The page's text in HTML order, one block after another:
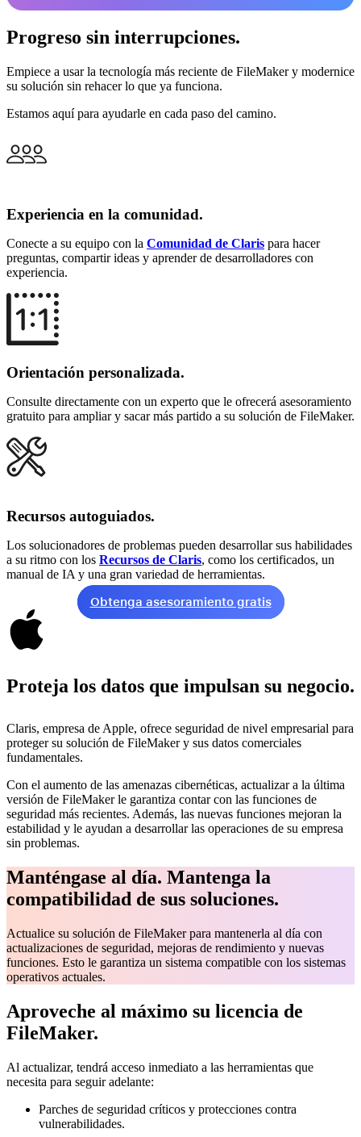
Progreso sin interrupciones.
Empiece a usar la tecnología más reciente de FileMaker y modernice
su solución sin rehacer lo que ya funciona.
Estamos aquí para ayudarle en cada paso del camino.
Experiencia en la comunidad.
Conecte a su equipo con la Comunidad de Claris para hacer
preguntas, compartir ideas y aprender de desarrolladores con
experiencia.
Orientación personalizada.
Consulte directamente con un experto que le ofrecerá asesoramiento
gratuito para ampliar y sacar más partido a su solución de FileMaker.
Recursos autoguiados.
Los solucionadores de problemas pueden desarrollar sus habilidades
a su ritmo con los Recursos de Claris, como los certificados, un
manual de IA y una gran variedad de herramientas.
Obtenga asesoramiento gratis
Proteja los datos que impulsan su negocio.
Claris, empresa de Apple, ofrece seguridad de nivel empresarial para
proteger su solución de FileMaker y sus datos comerciales
fundamentales.
Con el aumento de las amenazas cibernéticas, actualizar a la última
versión de FileMaker le garantiza contar con las funciones de
seguridad más recientes. Además, las nuevas funciones mejoran la
estabilidad y le ayudan a desarrollar las operaciones de su empresa
sin problemas.
Manténgase al día. Mantenga la
compatibilidad de sus soluciones.
Actualice su solución de FileMaker para mantenerla al día con
actualizaciones de seguridad, mejoras de rendimiento y nuevas
funciones. Esto le garantiza un sistema compatible con los sistemas
operativos actuales.
Aproveche al máximo su licencia de
FileMaker.
Al actualizar, tendrá acceso inmediato a las herramientas que
necesita para seguir adelante:
Parches de seguridad críticos y protecciones contra
vulnerabilidades.